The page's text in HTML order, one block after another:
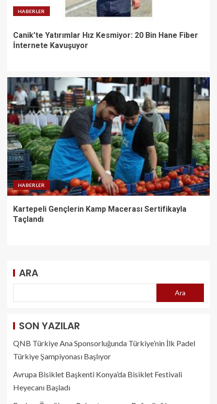
HABERLER
Canik’te Yatırımlar Hız Kesmiyor: 20 Bin Hane Fiber
İnternete Kavuşuyor
HABERLER
Kartepeli Gençlerin Kamp Macerası Sertifikayla
Taçlandı
ARA
Ara
SON YAZILAR
QNB Türkiye Ana Sponsorluğunda Türkiye’nin İlk Padel
Türkiye Şampiyonası Başlıyor
Avrupa Bisiklet Başkenti Konya’da Bisiklet Festivali
Heyecanı Başladı